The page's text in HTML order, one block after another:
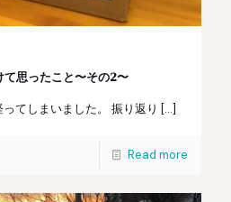
て思ったこと〜その2〜
てしまいました。 振り返り […]
Read more